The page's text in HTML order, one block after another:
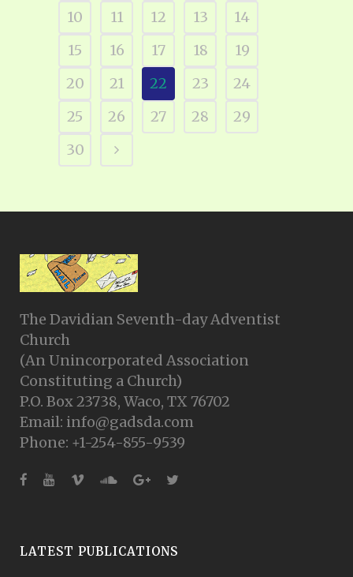
10
11 12 13
14
15
16 17 18
19
20
21 22 23
24
25
26 27 28
29
30
The Davidian Seventh-day Adventist
Church
(An Unincorporated Association
Constituting a Church)
P.O. Box 23738, Waco, TX 76702
Email: info@gadsda.com
Phone: +1-254-855-9539
LATEST PUBLICATIONS